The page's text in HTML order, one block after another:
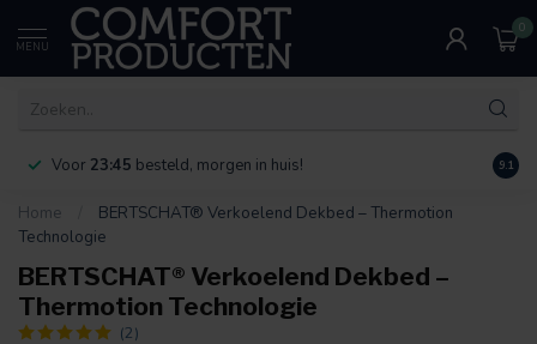
MENU
0
Voor 23:45 besteld, morgen in huis! 9.1
Home
BERTSCHAT® Verkoelend Dekbed – Thermotion
Technologie
BERTSCHAT® Verkoelend Dekbed –
Thermotion Technologie
(2)